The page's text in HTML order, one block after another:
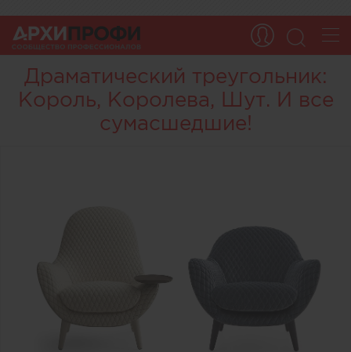
Драматический треугольник:
Король, Королева, Шут. И все
сумасшедшие!